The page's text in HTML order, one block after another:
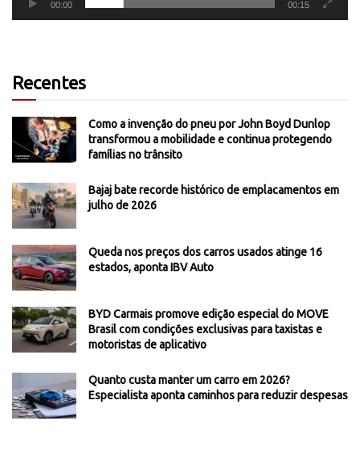
00:00 00:15
Recentes
Como a invenção do pneu por John Boyd Dunlop
transformou a mobilidade e continua protegendo
famílias no trânsito
Bajaj bate recorde histórico de emplacamentos em
julho de 2026
Queda nos preços dos carros usados atinge 16
estados, aponta IBV Auto
BYD Carmais promove edição especial do MOVE
Brasil com condições exclusivas para taxistas e
motoristas de aplicativo
Quanto custa manter um carro em 2026?
Especialista aponta caminhos para reduzir despesas